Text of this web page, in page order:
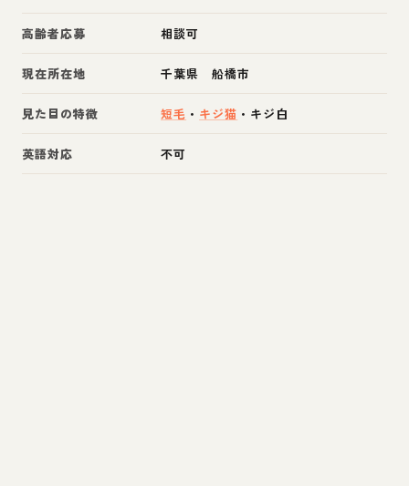
高齢者応募 相談可
現在所在地 千葉県 船橋市
見た目の特徴 短毛 ・ キジ猫 ・ キジ白
英語対応 不可